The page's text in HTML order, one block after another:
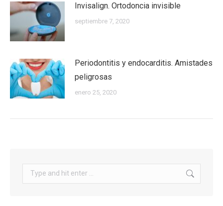
Invisalign. Ortodoncia invisible
septiembre 7, 2020
Periodontitis y endocarditis. Amistades
peligrosas
enero 25, 2020
Search: